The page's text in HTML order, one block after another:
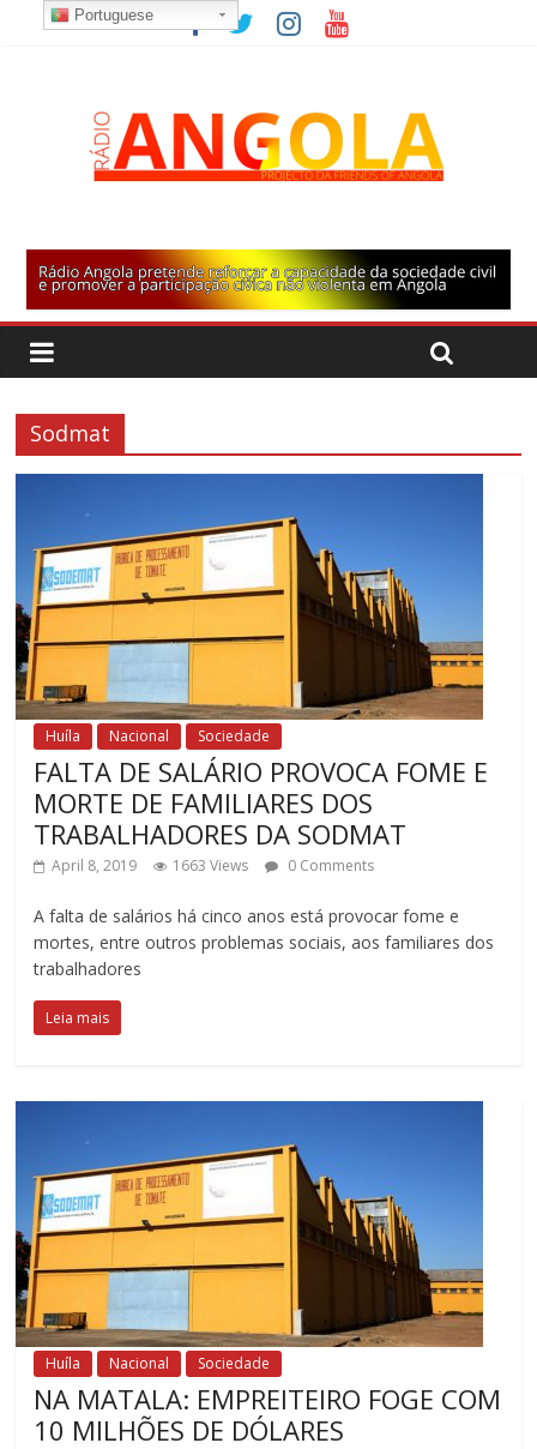
Sodmat
Huíla Nacional Sociedade
FALTA DE SALÁRIO PROVOCA FOME E
MORTE DE FAMILIARES DOS
TRABALHADORES DA SODMAT
April 8, 2019 1663 Views 0 Comments
A falta de salários há cinco anos está provocar fome e
mortes, entre outros problemas sociais, aos familiares dos
trabalhadores
Leia mais
Huíla Nacional Sociedade
NA MATALA: EMPREITEIRO FOGE COM
10 MILHÕES DE DÓLARES
Portuguese